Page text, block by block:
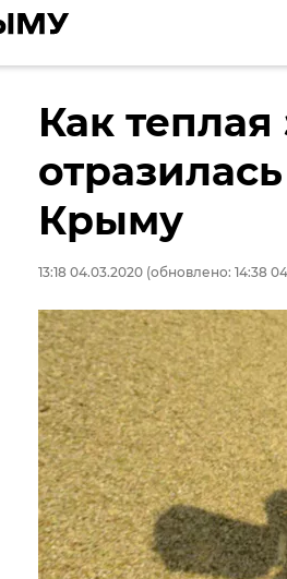
Как
Крыму
13:18 04.03.2020 (обновлено: 14:38